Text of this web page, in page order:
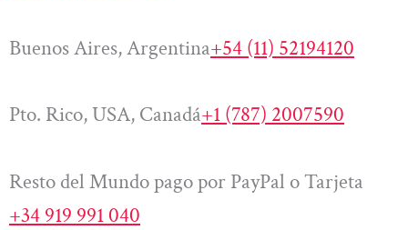
Buenos Aires, Argentina+54 (11) 52194120
Pto. Rico, USA, Canadá+1 (787) 2007590
Resto del Mundo pago por PayPal o Tarjeta
+34 919 991 040